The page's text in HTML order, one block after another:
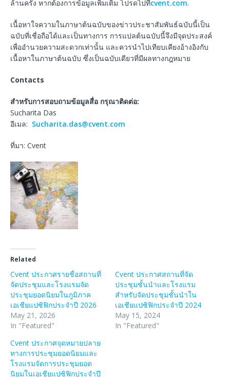
ล้านครั้ง หากต้องการข้อมูลเพิ่มเติม โปรดไปที่cvent.com.
เนื้อหาใจความในภาษาต้นฉบับของข่าวประชาสัมพันธ์ฉบับนี้เป็น
ฉบับที่เชื่อถือได้และเป็นทางการ การแปลต้นฉบับนี้จึงมีจุดประสงค์
เพื่ออำนวยความสะดวกเท่านั้น และควรนำไปเทียบเคียงอ้างอิงกับ
เนื้อหาในภาษาต้นฉบับ ซึ่งเป็นฉบับเดียวที่มีผลทางกฎหมาย
Contacts
สำหรับการสอบถามข้อมูลสื่อ กรุณาติดต่อ:
Sucharita Das
อีเมล: Sucharita.das@cvent.com
ที่มา: Cvent
Related
Cvent ประกาศรายชื่อสถานที่
จัดประชุมและโรงแรมจัด
ประชุมยอดนิยมในภูมิภาค
เอเชียแปซิฟิกประจำปี 2026
May 21, 2026
In "Featured"
Cvent ประกาศสถานที่จัด
ประชุมชั้นนำและโรงแรม
สำหรับจัดประชุมชั้นนำใน
เอเชียแปซิฟิกประจำปี 2024
May 15, 2024
In "Featured"
Cvent ประกาศจุดหมายปลาย
ทางการประชุมยอดนิยมและ
โรงแรมจัดการประชุมยอด
นิยมในเอเชียแปซิฟิกประจำปี